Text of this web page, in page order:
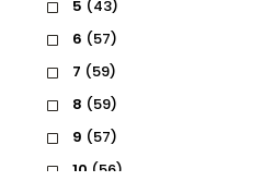
37(19)
38(16)
39(17)
40(6)
41(4)
5 (43)
6 (57)
7 (59)
8 (59)
9 (57)
10 (56)